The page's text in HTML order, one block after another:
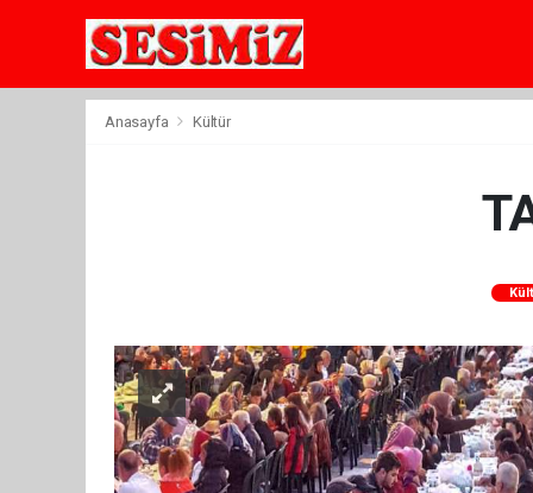
Anasayfa Kültür